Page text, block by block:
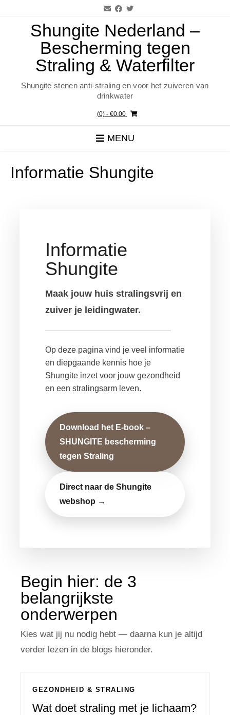
Shungite Nederland –
Bescherming tegen
Straling & Waterfilter
Shungite stenen anti-straling en voor het zuiveren van
drinkwater
(0)- €0.00
MENU
Informatie Shungite
Informatie
Shungite
Maak jouw huis stralingsvrij en
zuiver je leidingwater.
Op deze pagina vind je veel informatie
en diepgaande kennis hoe je
Shungite inzet voor jouw gezondheid
en een stralingsarm leven.
Download het E-book –
SHUNGITE bescherming
tegen Straling
Direct naar de Shungite
webshop →
Begin hier: de 3
belangrijkste
onderwerpen
Kies wat jij nu nodig hebt — daarna kun je altijd
verder lezen in de blogs hieronder.
GEZONDHEID & STRALING
Wat doet straling met je lichaam?